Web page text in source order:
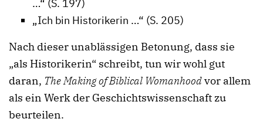
…“ (S. 197)
„Ich bin Historikerin …“ (S. 205)
Nach dieser unablässigen Betonung, dass sie
„als Historikerin“ schreibt, tun wir wohl gut
daran, The Making of Biblical Womanhoodvor allem
als ein Werk der Geschichtswissenschaft zu
beurteilen.